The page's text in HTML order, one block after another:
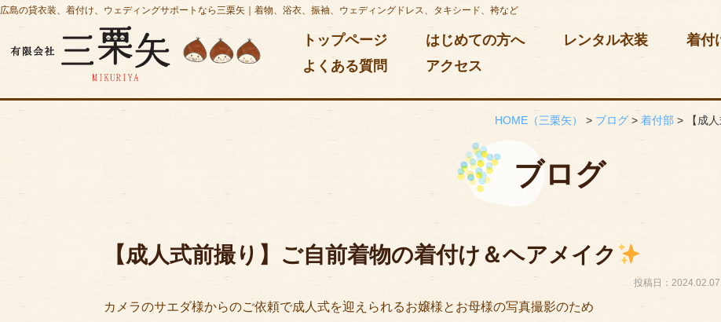
広島の貸衣装、着付け、ウェディングサポートなら三栗矢｜着物、浴衣、振袖、ウェディングドレス、タキシード、袴など
トップページ はじめての方へ レンタル衣装
着付
よくある質問
アクセス
HOME （三栗矢） > ブログ >着付部 > 【成
ブログ
【成人式前撮り】ご自前着物の着付け＆ヘアメイク
投稿日：2024.02.07
カメラのサエダ様からのご依頼で成人式を迎えられるお嬢様とお母様の写真撮影のため